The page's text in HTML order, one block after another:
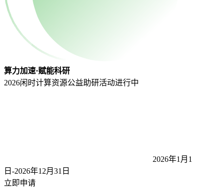
算力加速·赋能科研
2026闲时计算资源公益助研活动进行中
2026年1月1
日-2026年12月31 日
立即申请